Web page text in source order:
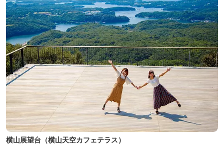
横山展望台（横山天空カフェテラス）